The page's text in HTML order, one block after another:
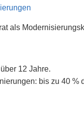
als
12 Jahre.
bis zu 40